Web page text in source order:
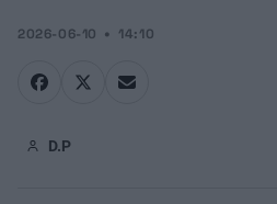
2026-06-10 14:10
D.P